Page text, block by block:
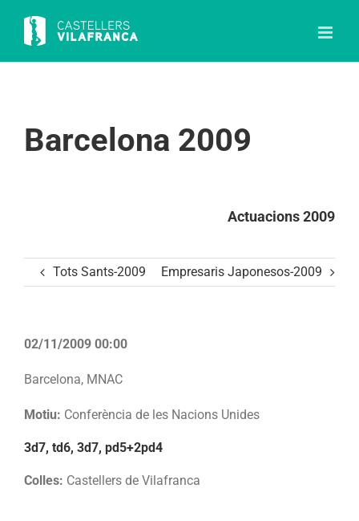
content
Barcelona 2009
Actuacions 2009
Tots Sants-2009 Empresaris Japonesos-2009
02/11/2009 00:00
Barcelona, MNAC
Motiu: Conferència de les Nacions Unides
3d7, td6, 3d7, pd5+2pd4
Colles: Castellers de Vilafranca